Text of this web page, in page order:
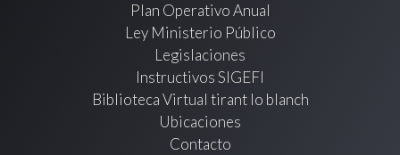
Plan Operativo Anual
Ley Ministerio Público
Legislaciones
Instructivos SIGEFI
Biblioteca Virtual tirant lo blanch
Ubicaciones
Contacto